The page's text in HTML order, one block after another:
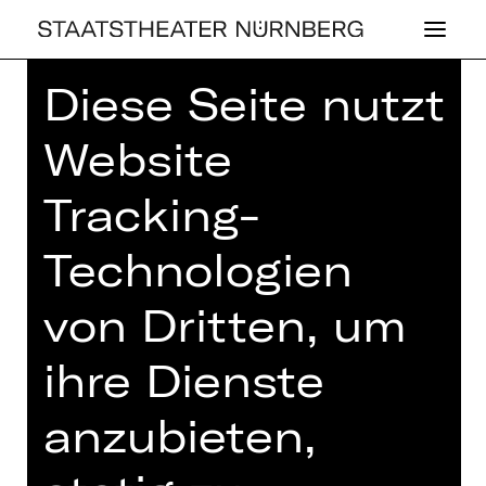
Home>Spielplan 26/27> Der Revisor
SCHAUSPIEL
DER RE­VI­SOR
von Nikolai Gogol
Regie: Jana Vetten
Samstag, 08.05.2027
19.30 Uhr
Schauspielhaus
Diese Seite nutzt
Website
Tracking-
Technologien
von Dritten, um
ihre Dienste
anzubieten,